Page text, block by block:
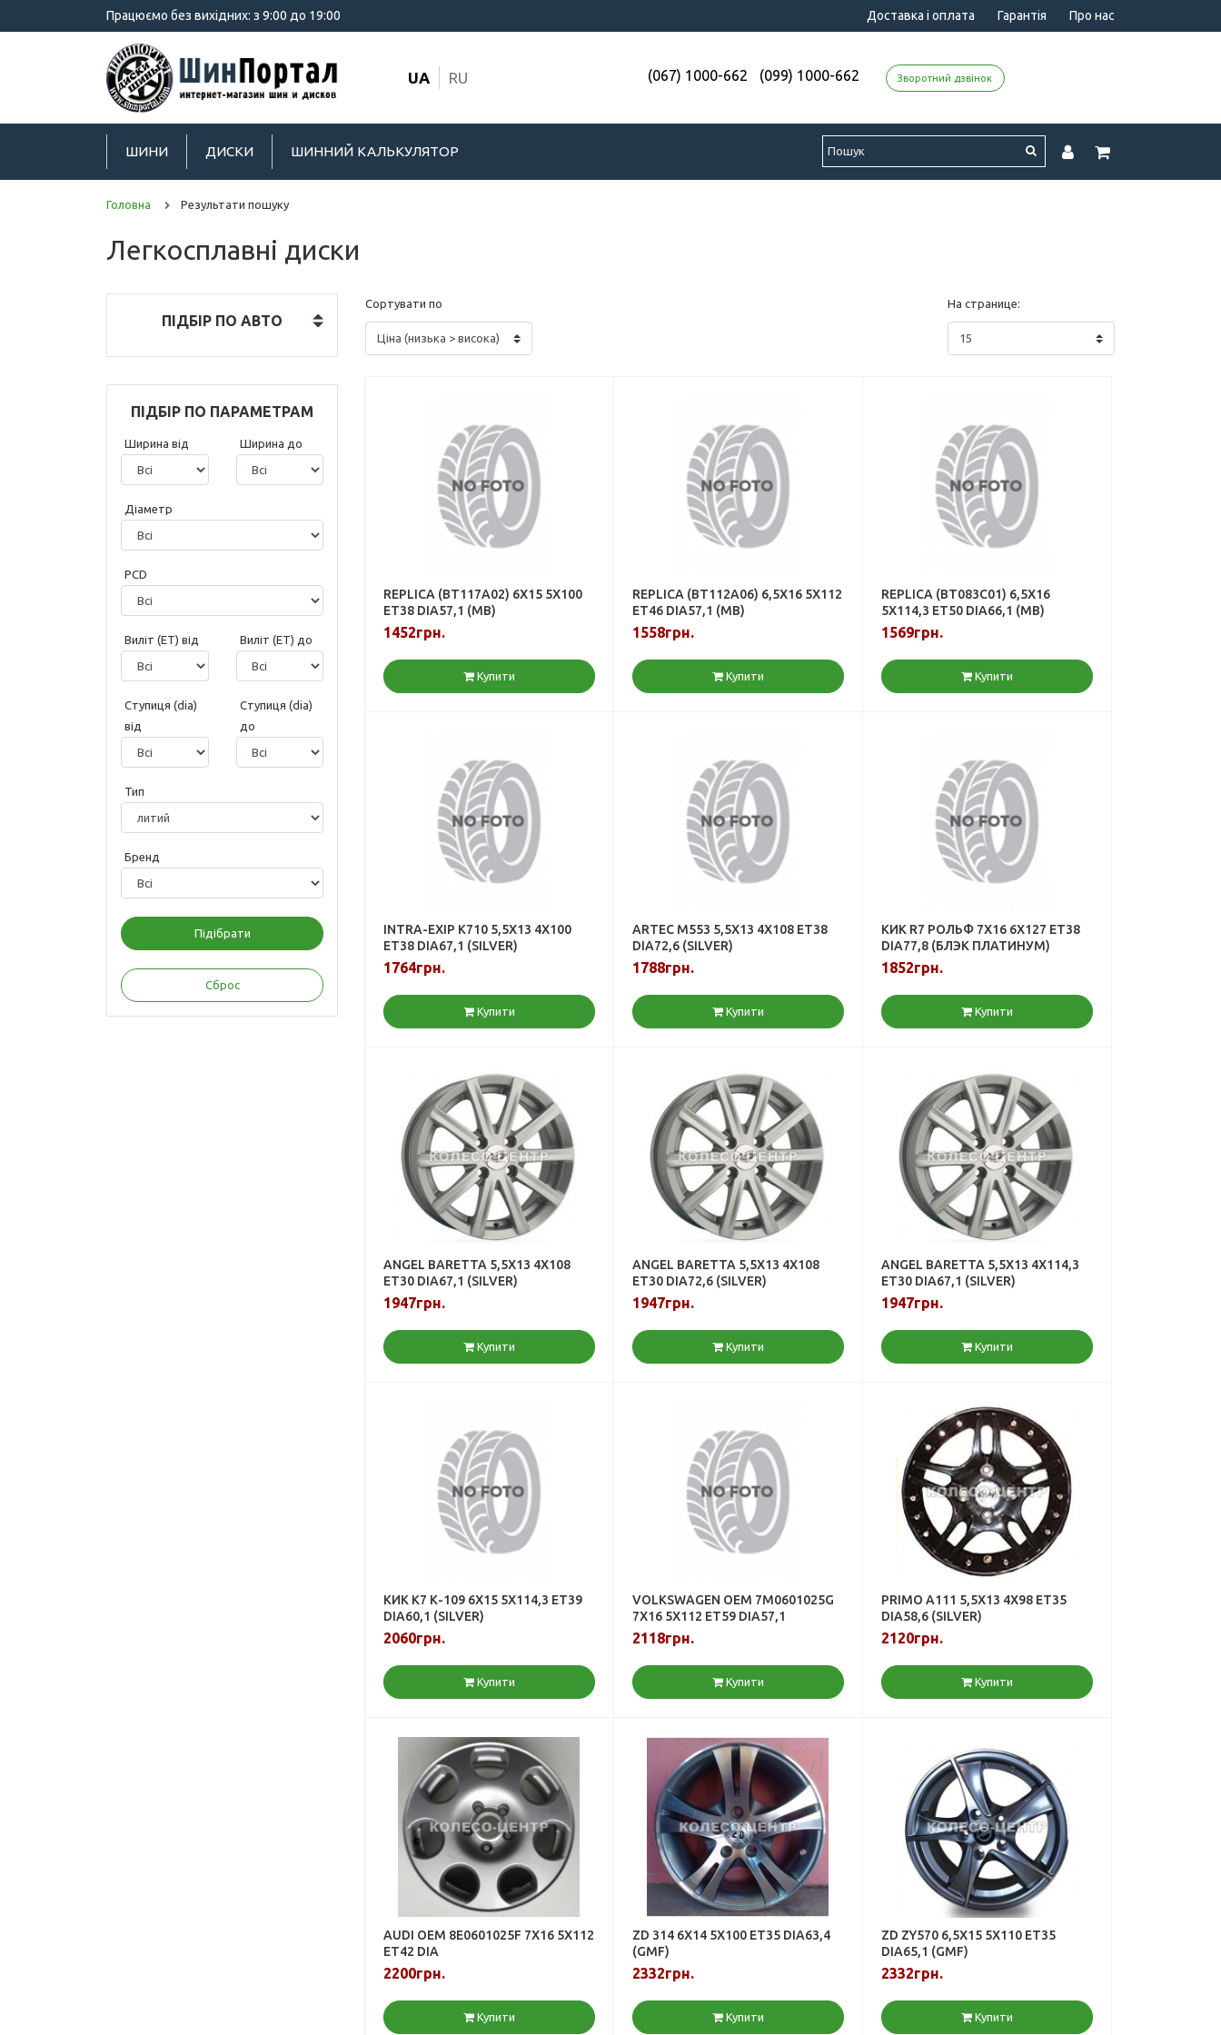
Працюємо без вихідних: з 9:00 до 19:00 Доставка і оплата Гарантія Про нас
UA RU (067) 1000-662 (099) 1000-662 Зворотний дзвінок
ШИНИ ДИСКИ ШИННИЙ КАЛЬКУЛЯТОР
Головна Результати пошуку
Легкосплавні диски
ПІДБІР ПО АВТО
ПІДБІР ПО ПАРАМЕТРАМ
Ширина від Ширина до
Діаметр
PCD
Виліт (ET) від Виліт (ET) до
Ступиця (dia)
від
Ступиця (dia)
до
Тип
Бренд
Сортувати по На странице:
REPLICA (BT117A02) 6X15 5X100
ET38 DIA57,1 (MB)
1452грн.
Купити
REPLICA (BT112A06) 6,5X16 5X112
ET46 DIA57,1 (MB)
1558грн.
Купити
REPLICA (BT083C01) 6,5X16
5X114,3 ET50 DIA66,1 (MB)
1569грн.
Купити
INTRA-EXIP K710 5,5X13 4X100
ET38 DIA67,1 (SILVER)
1764грн.
Купити
ARTEC M553 5,5X13 4X108 ET38
DIA72,6 (SILVER)
1788грн.
Купити
КИК R7 РОЛЬФ 7X16 6X127 ET38
DIA77,8 (БЛЭК ПЛАТИНУМ)
1852грн.
Купити
ANGEL BARETTA 5,5X13 4X108
ET30 DIA67,1 (SILVER)
1947грн.
Купити
ANGEL BARETTA 5,5X13 4X108
ET30 DIA72,6 (SILVER)
1947грн.
Купити
ANGEL BARETTA 5,5X13 4X114,3
ET30 DIA67,1 (SILVER)
1947грн.
Купити
КИК К7 К-109 6X15 5X114,3 ET39
DIA60,1 (SILVER)
2060грн.
Купити
VOLKSWAGEN OEM 7M0601025G
7X16 5X112 ET59 DIA57,1
2118грн.
Купити
PRIMO A111 5,5X13 4X98 ET35
DIA58,6 (SILVER)
2120грн.
Купити
AUDI OEM 8E0601025F 7X16 5X112
ET42 DIA
2200грн.
Купити
ZD 314 6X14 5X100 ET35 DIA63,4
(GMF)
2332грн.
Купити
ZD ZY570 6,5X15 5X110 ET35
DIA65,1 (GMF)
2332грн.
Купити